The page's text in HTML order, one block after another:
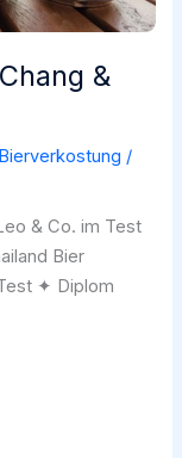
&
Bierverkostung /
& Co. im Test
Bier
✦ Diplom